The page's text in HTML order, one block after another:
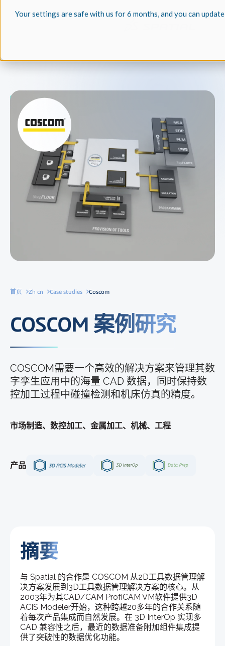
Your settings are safe with us for 6 months, and you can
首页 Zh cn Case studies Coscom
COSCOM 案例研究
COSCOM需要一个高效的解决方案来管理其数
字孪生应用中的海量 CAD 数据，同时保持数
控加工过程中碰撞检测和机床仿真的精度。
市场制造、数控加工、金属加工、机械、工程
产品
摘要
与 Spatial 的合作是 COSCOM 从2D工具数据管理解
决方案发展到3D工具数据管理解决方案的核心。从
2003年为其CAD/CAM ProfiCAM VM软件提供3D
ACIS Modeler开始，这种跨越20多年的合作关系随
着每次产品集成而自然发展。在 3D InterOp 实现多
CAD 兼容性之后，最近的数据准备附加组件集成提
供了突破性的数据优化功能。